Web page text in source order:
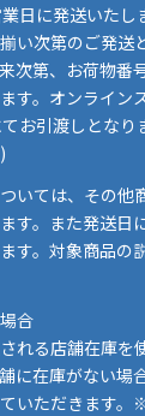
日に発送いたし
い次第のご発送
次第、お荷物番
す。オンライン
お引渡しとなり
いては、その他
す。また発送日
す。対象商品の
合
れる店舗在庫を
に在庫がない場
いただきます。